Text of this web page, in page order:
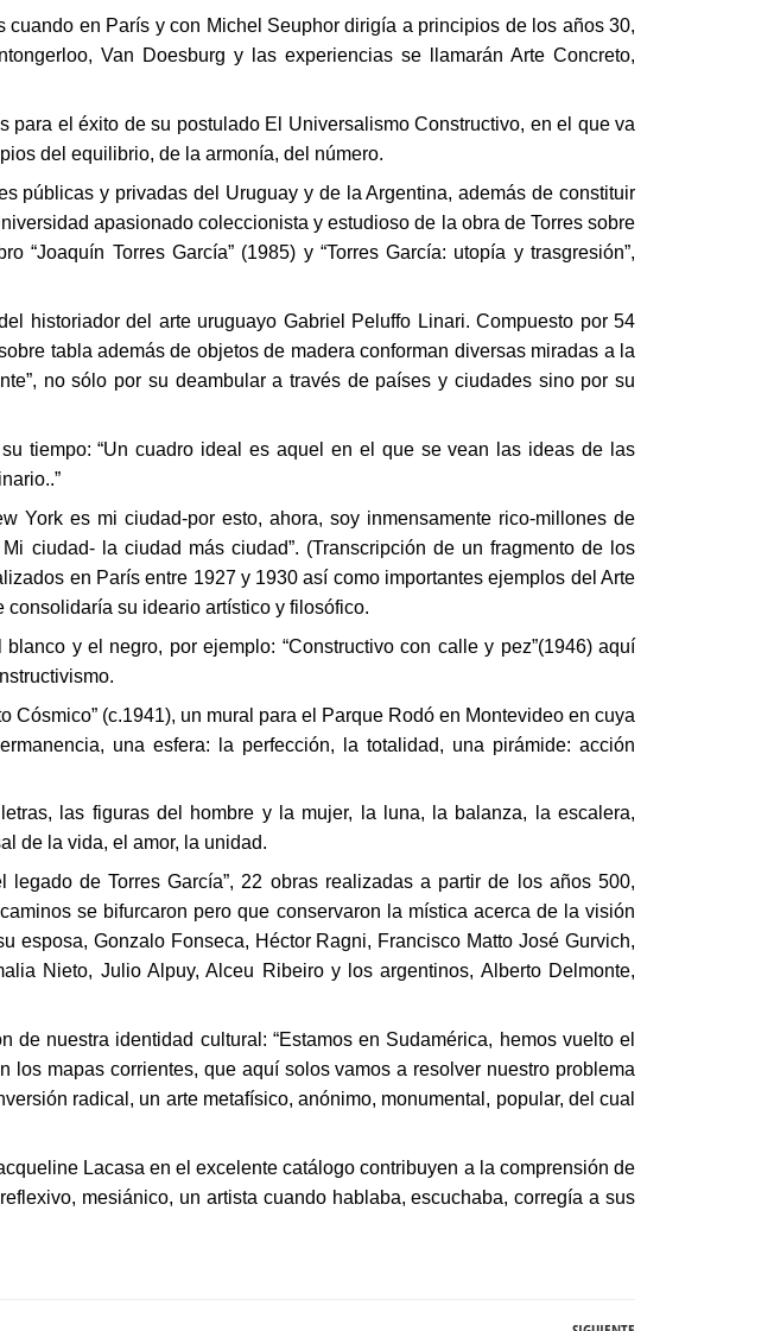
en París y con Michel Seuphor dirigía a principios de los años 30,
Van Doesburg y las experiencias se llamarán Arte Concreto,
el éxito de su postulado El Universalismo Constructivo, en el que va
del equilibrio, de la armonía, del número.
públicas y privadas del Uruguay y de la Argentina, además de constituir
apasionado coleccionista y estudioso de la obra de Torres sobre
“Joaquín Torres García” (1985) y “Torres García: utopía y trasgresión”,
historiador del arte uruguayo Gabriel Peluffo Linari. Compuesto por 54
tabla además de objetos de madera conforman diversas miradas a la
no sólo por su deambular a través de países y ciudades sino por su
tiempo: “Un cuadro ideal es aquel en el que se vean las ideas de las
York es mi ciudad-por esto, ahora, soy inmensamente rico-millones de
ciudad- la ciudad más ciudad”. (Transcripción de un fragmento de los
en París entre 1927 y 1930 así como importantes ejemplos del Arte
su ideario artístico y filosófico.
y el negro, por ejemplo: “Constructivo con calle y pez”(1946) aquí
(c.1941), un mural para el Parque Rodó en Montevideo en cuya
una esfera: la perfección, la totalidad, una pirámide: acción
las figuras del hombre y la mujer, la luna, la balanza, la escalera,
de la vida, el amor, la unidad.
de Torres García”, 22 obras realizadas a partir de los años 500,
se bifurcaron pero que conservaron la mística acerca de la visión
esposa, Gonzalo Fonseca, Héctor Ragni, Francisco Matto José Gurvich,
Nieto, Julio Alpuy, Alceu Ribeiro y los argentinos, Alberto Delmonte,
nuestra identidad cultural: “Estamos en Sudamérica, hemos vuelto el
mapas corrientes, que aquí solos vamos a resolver nuestro problema
radical, un arte metafísico, anónimo, monumental, popular, del cual
Lacasa en el excelente catálogo contribuyen a la comprensión de
mesiánico, un artista cuando hablaba, escuchaba, corregía a sus